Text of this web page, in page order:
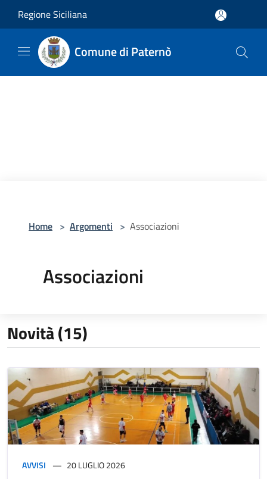
Regione Siciliana
Comune di Paternò
Home > Argomenti > Associazioni
Associazioni
Novità (15)
AVVISI 20 LUGLIO 2026